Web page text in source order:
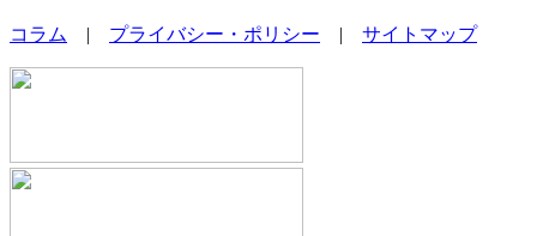
コラム | プライバシー・ポリシー | サイトマップ